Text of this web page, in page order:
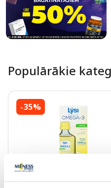
Populārākie
-35%